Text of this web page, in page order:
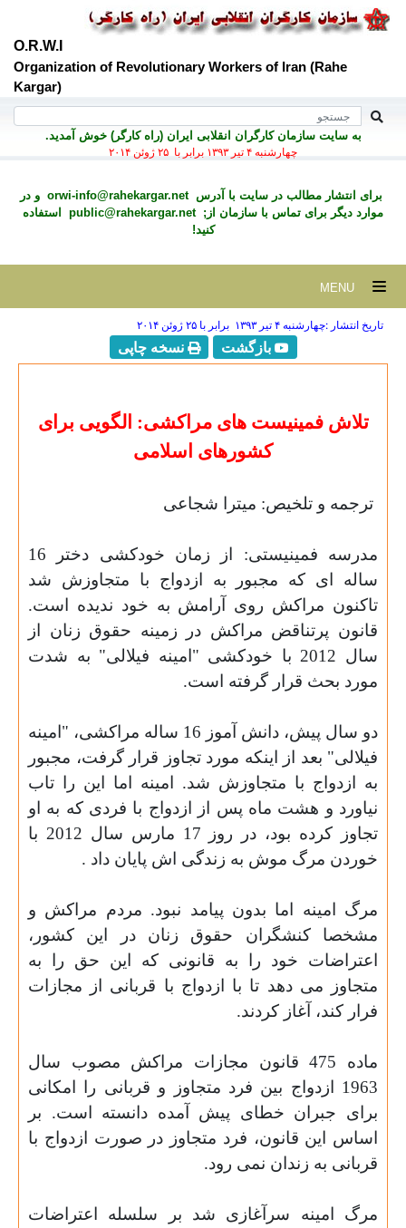
O.R.W.I
Organization of Revolutionary Workers of Iran (Rahe
Kargar)
به سايت سازمان کارگران انقلابی ايران (راه کارگر) خوش آمديد.
چهارشنبه ۴ تير ۱۳۹۳ برابر با ۲۵ ژوئن ۲۰۱۴
برای انتشار مطالب در سايت با آدرسorwi-info@rahekargar.net و در
موارد ديگر برای تماس با سازمان از;public@rahekargar.net
استفاده
کنید!
تاریخ انتشار :چهارشنبه ۴ تير ۱۳۹۳ برابر با ۲۵ ژوئن ۲۰۱۴
بازگشت نسخه چاپی
تلاش فمینیست های مراکشی: الگویی برای
کشورهای اسلامی
ترجمه و تلخیص: میترا شجاعی
مدرسه فمینیستی: از زمان خودکشی دختر 16
ساله ای که مجبور به ازدواج با متجاوزش شد
تاکنون مراکش روی آرامش به خود ندیده است.
قانون پرتناقض مراکش در زمینه حقوق زنان از
سال 2012 با خودکشی "امینه فیلالی" به شدت
مورد بحث قرار گرفته است.
دو سال پیش، دانش آموز 16 ساله مراکشی، "امینه
فیلالی" بعد از اینکه مورد تجاوز قرار گرفت، مجبور
به ازدواج با متجاوزش شد. امینه اما این را تاب
نیاورد و هشت ماه پس از ازدواج با فردی که به او
تجاوز کرده بود، در روز 17 مارس سال 2012 با
خوردن مرگ موش به زندگی اش پایان داد .
مرگ امینه اما بدون پیامد نبود. مردم مراکش و
مشخصا کنشگران حقوق زنان در این کشور،
اعتراضات خود را به قانونی که این حق را به
متجاوز می دهد تا با ازدواج با قربانی از مجازات
فرار کند، آغاز کردند.
ماده 475 قانون مجازات مراکش مصوب سال
1963 ازدواج بین فرد متجاوز و قربانی را امکانی
برای جبران خطای پیش آمده دانسته است. بر
اساس این قانون، فرد متجاوز در صورت ازدواج با
قربانی به زندان نمی رود.
مرگ امینه سرآغازی شد بر سلسله اعتراضات